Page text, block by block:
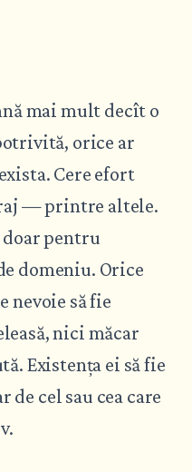
mai mult decît o
orice ar
Cere efort
— printre altele.
doar pentru
domeniu. Orice
nevoie să fie
nici măcar
Existența ei să fie
de cel sau cea care